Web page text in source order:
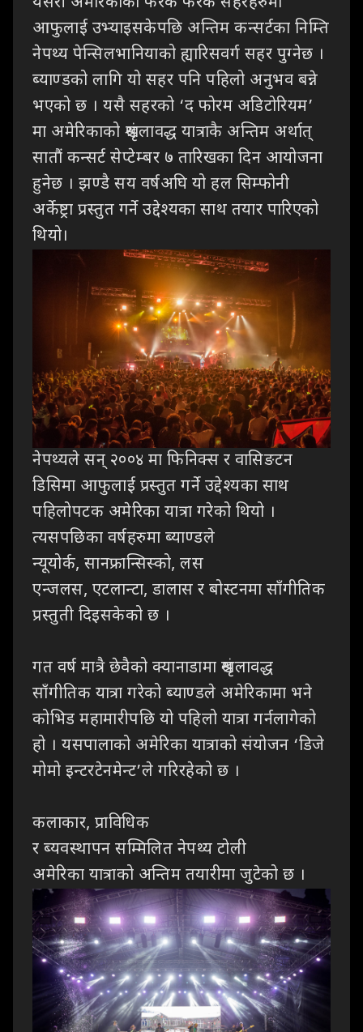
आफुलाई उभ्याइसकेपछि अन्तिम कन्सर्टका निम्ति
नेपथ्य पेन्सिलभानियाको ह्यारिसवर्ग सहर पुग्नेछ ।
ब्याण्डको लागि यो सहर पनि पहिलो अनुभव बन्ने
भएको छ । यसै सहरको ‘द फोरम अडिटोरियम’
मा अमेरिकाको श्रृंखलावद्ध यात्राकै अन्तिम अर्थात्
सातौं कन्सर्ट सेप्टेम्बर ७ तारिखका दिन आयोजना
हुनेछ । झण्डै सय वर्षअघि यो हल सिम्फोनी
अर्केष्ट्रा प्रस्तुत गर्ने उद्देश्यका साथ तयार पारिएको
थियो।
नेपथ्यले सन् २००४ मा फिनिक्स र वासिङटन
डिसिमा आफुलाई प्रस्तुत गर्ने उद्देश्यका साथ
पहिलोपटक अमेरिका यात्रा गरेको थियो ।
त्यसपछिका वर्षहरुमा ब्याण्डले
न्यूयोर्क, सानफ्रान्सिस्को, लस
एन्जलस, एटलान्टा, डालास र बोस्टनमा साँगीतिक
प्रस्तुती दिइसकेको छ ।
गत वर्ष मात्रै छेवैको क्यानाडामा श्रृंखलावद्ध
साँगीतिक यात्रा गरेको ब्याण्डले अमेरिकामा भने
कोभिड महामारीपछि यो पहिलो यात्रा गर्नलागेको
हो । यसपालाको अमेरिका यात्राको संयोजन ‘डिजे
मोमो इन्टरटेनमेन्ट’ले गरिरहेको छ ।
कलाकार, प्राविधिक
र ब्यवस्थापन सम्मिलित नेपथ्य टोली
अमेरिका यात्राको अन्तिम तयारीमा जुटेको छ ।